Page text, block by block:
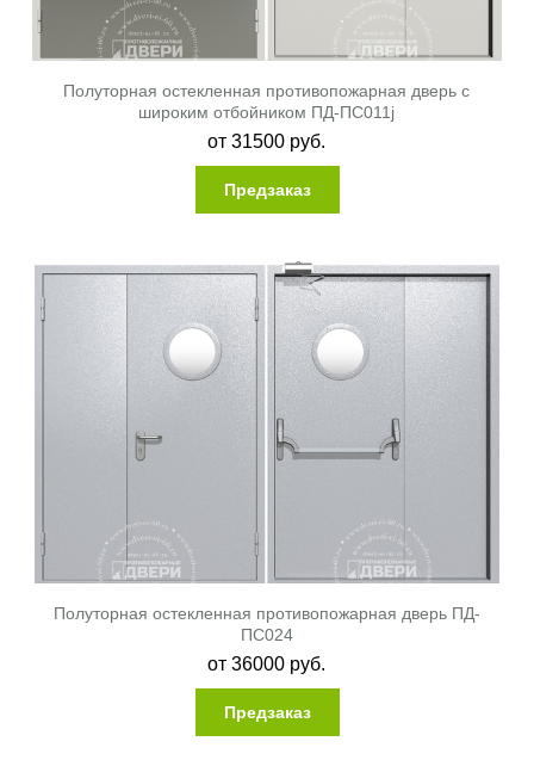
Полуторная остекленная противопожарная дверь с
широким отбойником ПД-ПС011j
от31500 руб.
Предзаказ
Полуторная остекленная противопожарная дверь ПД-
ПС024
от36000 руб.
Предзаказ